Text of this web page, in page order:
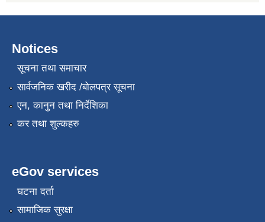
Notices
सूचना तथा समाचार
सार्वजनिक खरीद /बोलपत्र सूचना
एन, कानुन तथा निर्देशिका
कर तथा शुल्कहरु
eGov services
घटना दर्ता
सामाजिक सुरक्षा